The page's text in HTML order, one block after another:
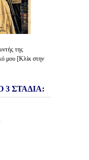
της
μου [Κλίκ στην
ΣΤΑΔΙΑ: